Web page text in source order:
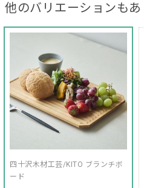
他のバリエーションも
四十沢木材工芸/KITO ブランチボ
ード